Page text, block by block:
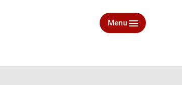
Menu